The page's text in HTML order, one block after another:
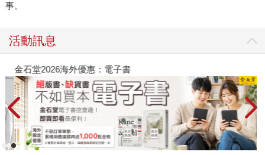
事。
活動訊息
金石堂2026海外優惠：電子書